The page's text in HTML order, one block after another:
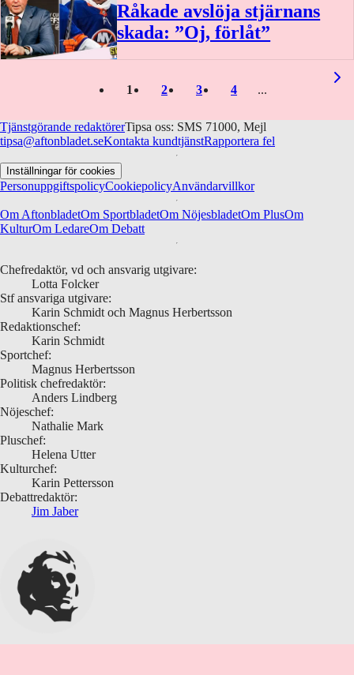
Råkade avslöja stjärnans
skada: ”Oj, förlåt”
1 2 3 4
Tjänstgörande redaktörerTipsa oss: SMS 71000, Mejl
tipsa@aftonbladet.seKontakta kundtjänstRapportera fel
Inställningar för cookies
PersonuppgiftspolicyCookiepolicyAnvändarvillkor
Om AftonbladetOm SportbladetOm NöjesbladetOm PlusOm
KulturOm LedareOm Debatt
Chefredaktör, vd och ansvarig utgivare:
Lotta Folcker
Stf ansvariga utgivare:
Karin Schmidt och Magnus Herbertsson
Redaktionschef:
Karin Schmidt
Sportchef:
Magnus Herbertsson
Politisk chefredaktör:
Anders Lindberg
Nöjeschef:
Nathalie Mark
Pluschef:
Helena Utter
Kulturchef:
Karin Pettersson
Debattredaktör:
Jim Jaber